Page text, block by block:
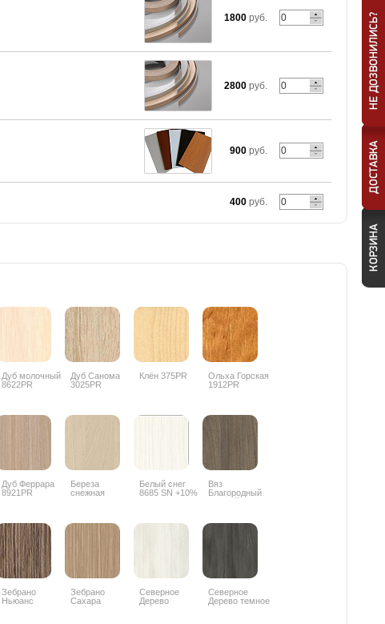
1800 руб.
2800 руб.
900 руб.
400 руб.
Дуб молочный
8622PR
Дуб Санома
3025PR
Клён 375PR
Ольха Горская
1912PR
Дуб Феррара
8921PR
Береза
снежная
Белый снег
8685 SN +10%
Вяз
Благородный
темный
Зебрано
Ньюанс
Зебрано
Сахара
Северное
Дерево
Северное
Дерево темное